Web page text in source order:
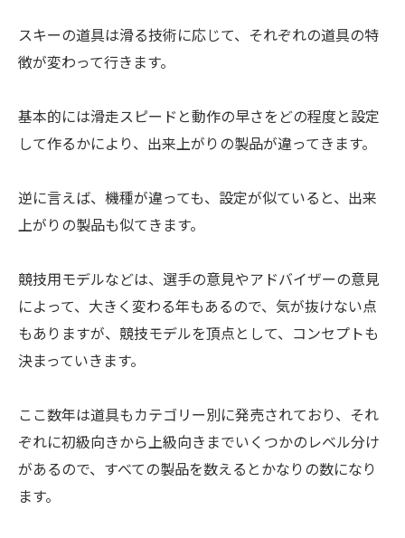
スキーの道具は滑る技術に応じて、それぞれの道具の特
徴が変わって行きます。
基本的には滑走スピードと動作の早さをどの程度と設定
して作るかにより、出来上がりの製品が違ってきます。
逆に言えば、機種が違っても、設定が似ていると、出来
上がりの製品も似てきます。
競技用モデルなどは、選手の意見やアドバイザーの意見
によって、大きく変わる年もあるので、気が抜けない点
もありますが、競技モデルを頂点として、コンセプトも
決まっていきます。
ここ数年は道具もカテゴリー別に発売されており、それ
ぞれに初級向きから上級向きまでいくつかのレベル分け
があるので、すべての製品を数えるとかなりの数になり
ます。